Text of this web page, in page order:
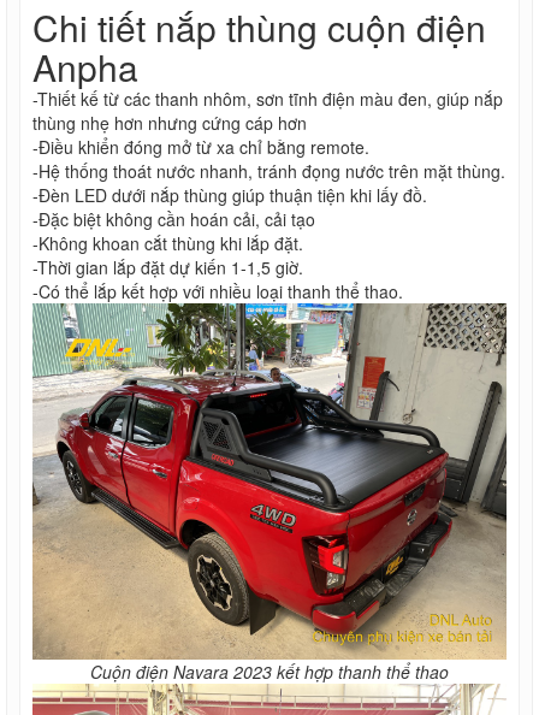
Chi tiết nắp thùng cuộn điện
Anpha
-Thiết kế từ các thanh nhôm, sơn tĩnh điện màu đen, giúp nắp
thùng nhẹ hơn nhưng cứng cáp hơn
-Điều khiển đóng mở từ xa chỉ bằng remote.
-Hệ thống thoát nước nhanh, tránh đọng nước trên mặt thùng.
-Đèn LED dưới nắp thùng giúp thuận tiện khi lấy đồ.
-Đặc biệt không cần hoán cải, cải tạo
-Không khoan cắt thùng khi lắp đặt.
-Thời gian lắp đặt dự kiến 1-1,5 giờ.
-Có thể lắp kết hợp với nhiều loại thanh thể thao.
Cuộn điện Navara 2023 kết hợp thanh thể thao